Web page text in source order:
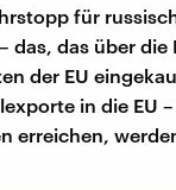
für
das, das über
der EU
in die EU
erreichen,